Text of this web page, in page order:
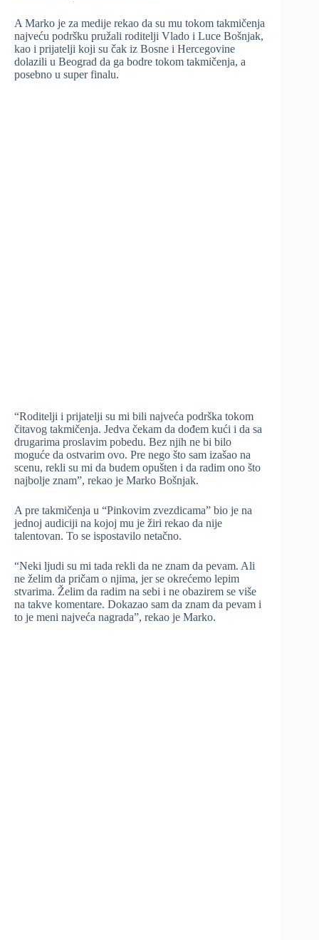
A Marko je za medije rekao da su mu tokom takmičenja
najveću podršku pružali roditelji Vlado i Luce Bošnjak,
kao i prijatelji koji su čak iz Bosne i Hercegovine
dolazili u Beograd da ga bodre tokom takmičenja, a
posebno u super finalu.
“Roditelji i prijatelji su mi bili najveća podrška tokom
čitavog takmičenja. Jedva čekam da dođem kući i da sa
drugarima proslavim pobedu. Bez njih ne bi bilo
moguće da ostvarim ovo. Pre nego što sam izašao na
scenu, rekli su mi da budem opušten i da radim ono što
najbolje znam”, rekao je Marko Bošnjak.
A pre takmičenja u “Pinkovim zvezdicama” bio je na
jednoj audiciji na kojoj mu je žiri rekao da nije
talentovan. To se ispostavilo netačno.
“Neki ljudi su mi tada rekli da ne znam da pevam. Ali
ne želim da pričam o njima, jer se okrećemo lepim
stvarima. Želim da radim na sebi i ne obazirem se više
na takve komentare. Dokazao sam da znam da pevam i
to je meni najveća nagrada”, rekao je Marko.